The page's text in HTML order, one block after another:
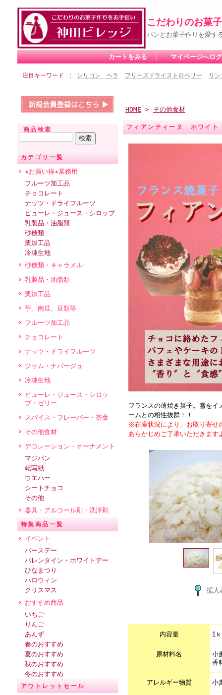
こだわりのお菓
パンとお菓子作りを愛す
カートをみる ｜ マイページへロ
注目キーワード シリコン ヘラ フリーズドライストロベリー リ
商品検索
カテゴリ一覧
★お買い得★業務用
フルーツ加工品
チョコレート
ナッツ・ドライフルーツ
ピューレ・ジュース・シロップ
乳製品・油脂類
砂糖類
栗加工品
冷凍生地
砂糖類・キャラメル
乳製品・油脂類
栗加工品
芋、南瓜、豆類等
フルーツ加工品
チョコレート
ナッツ・ドライフルーツ
ジャム・ナパージュ
冷凍生地
ピューレ・ジュース・シロッ
プ・ゼリー
スパイス・フレーバー・茶葉
その他食材
デコレーション・オーナメント
マジパン
転写紙
ウエハー
シートチョコ
その他
器具・アルコール剤・洗浄剤
特集商品一覧
イベント
バースデー
バレンタイン・ホワイトデー
ひなまつり
ハロウィン
クリスマス
おすすめ商品
いちご
りんご
あんず
春のおすすめ
夏のおすすめ
秋のおすすめ
冬のおすすめ
アウトレットセール
HOME > その他食材
フィアンティーヌ ホワ
フランスの薄焼き菓子。雪を
ームとの相性抜群！！
※在庫状況により、お取り寄せ
あらかじめご了承いただきます
拡大
内容量 1
原材料名
小
香
アレルギー物質 小